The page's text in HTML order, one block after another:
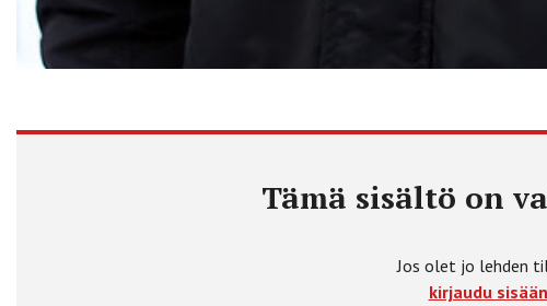
Tämä sisältö on
Jos olet jo lehden
kirjaudu